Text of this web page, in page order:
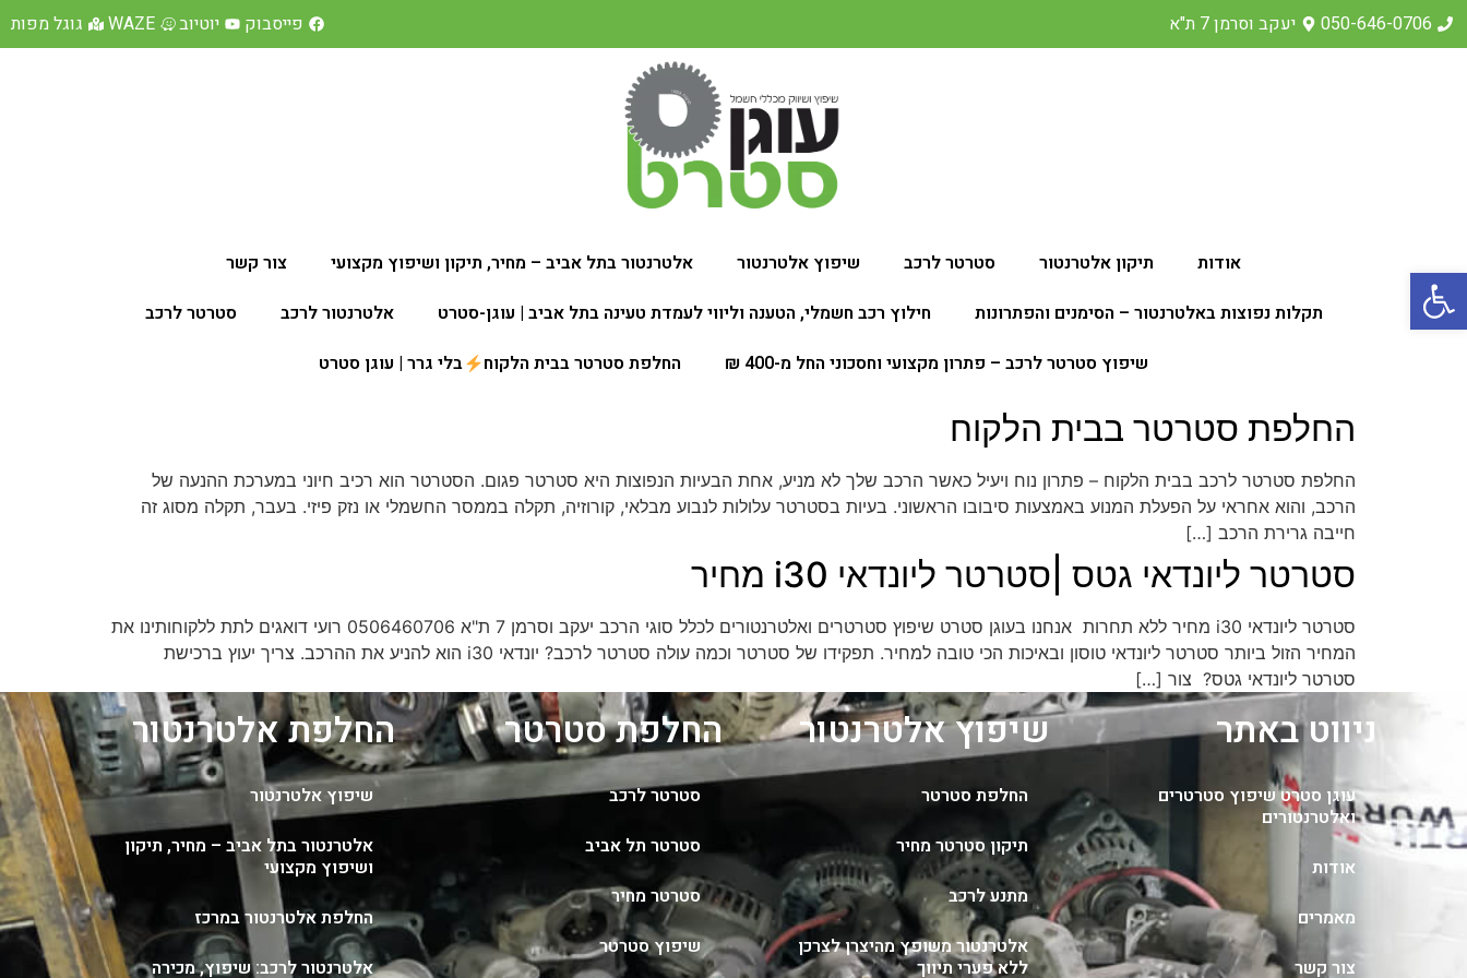
פתח סרגל נגישות
050-646-0706 יעקב וסרמן 7 ת"א פייסבוק יוטיוב WAZE גוגל מפות
אודות תיקון אלטרנטור סטרטר לרכב שיפוץ אלטרנטור אלטרנטור בתל אביב – מחיר, תיקון ושיפוץ מקצועי
צור קשר
תקלות נפוצות באלטרנטור – הסימנים והפתרונות
חילוץ רכב חשמלי, הטענה וליווי לעמדת טעינה בתל אביב | עוגן-סטרט אלטרנטור לרכב
סטרטר לרכב
שיפוץ סטרטר לרכב – פתרון מקצועי וחסכוני החל מ-400 ₪
החלפת סטרטר בבית הלקוח בלי גרר | עוגן סטרט
החלפת סטרטר בבית הלקוח
החלפת סטרטר לרכב בבית הלקוח – פתרון נוח ויעיל כאשר הרכב שלך לא מניע, אחת הבעיות הנפוצות היא סטרטר פגום. הסטרטר הוא רכיב חיוני במערכת ההנעה של
הרכב, והוא אחראי על הפעלת המנוע באמצעות סיבובו הראשוני. בעיות בסטרטר עלולות לנבוע מבלאי, קורוזיה, תקלה בממסר החשמלי או נזק פיזי. בעבר, תקלה מסוג זה
חייבה גרירת הרכב […]
סטרטר ליונדאי גטס |סטרטר ליונדאי i30 מחיר
סטרטר ליונדאי i30 מחיר ללא תחרות אנחנו בעוגן סטרט שיפוץ סטרטרים ואלטרנטורים לכלל סוגי הרכב יעקב וסרמן 7 ת"א 0506460706 רועי דואגים לתת ללקוחותינו את
המחיר הזול ביותר סטרטר ליונדאי טוסון ובאיכות הכי טובה למחיר. תפקידו של סטרטר וכמה עולה סטרטר לרכב? יונדאי i30 הוא להניע את ההרכב. צריך יעוץ ברכישת
סטרטר ליונדאי גטס? צור […]
ניווט באתר
עוגן סטרט שיפוץ סטרטרים
ואלטרנטורים
אודות
מאמרים
צור קשר
שיפוץ אלטרנטור
החלפת סטרטר
תיקון סטרטר מחיר
מתנע לרכב
אלטרנטור משופץ מהיצרן לצרכן
ללא פערי תיווך
החלפת סטרטר
סטרטר לרכב
סטרטר תל אביב
סטרטר מחיר
שיפוץ סטרטר
החלפת אלטרנטור
שיפוץ אלטרנטור
אלטרנטור בתל אביב – מחיר, תיקון
ושיפוץ מקצועי
החלפת אלטרנטור במרכז
אלטרנטור לרכב: שיפוץ, מכירה